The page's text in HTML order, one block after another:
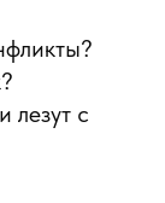
лезут с